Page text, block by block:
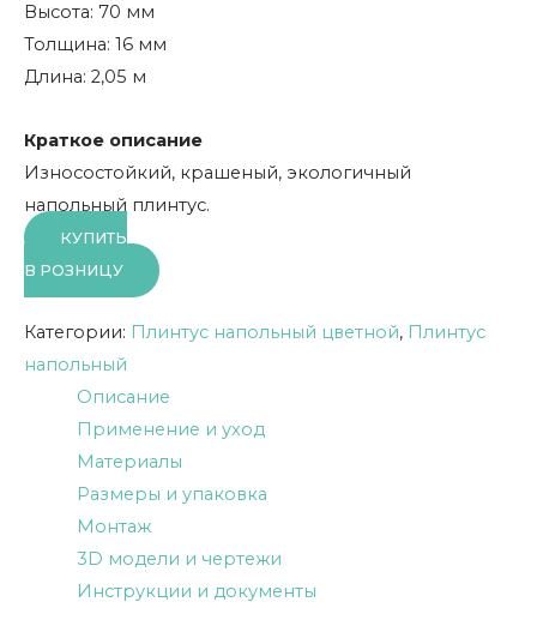
Высота: 70 мм
Толщина: 16 мм
Длина: 2,05 м
Краткое описание
Износостойкий, крашеный, экологичный
напольный плинтус.
КУПИТЬ
В РОЗНИЦУ
Категории: Плинтус напольный цветной, Плинтус
напольный
Описание
Применение и уход
Материалы
Размеры и упаковка
Монтаж
3D модели и чертежи
Инструкции и документы